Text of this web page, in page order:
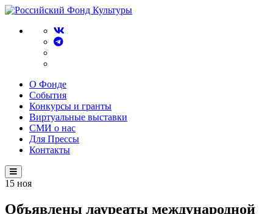
О Фонде
События
Конкурсы и гранты
Виртуальные выставки
СМИ о нас
Для Прессы
Контакты
15 ноя
Объявлены лауреаты международной